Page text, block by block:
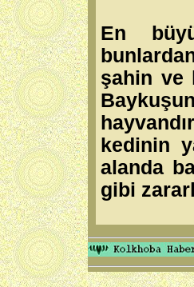
En
şahin ve
kedinin
alanda
gibi